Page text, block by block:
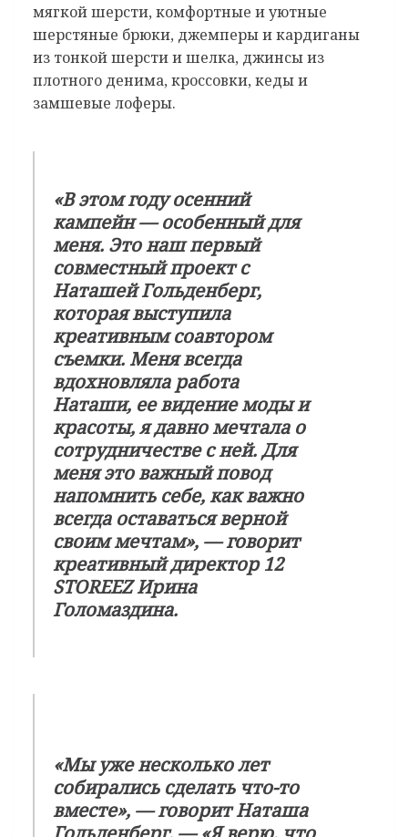
мягкой шерсти, комфортные и уютные
шерстяные брюки, джемперы и кардиганы
из тонкой шерсти и шелка, джинсы из
плотного денима, кроссовки, кеды и
замшевые лоферы.
«В этом году осенний
кампейн — особенный для
меня. Это наш первый
совместный проект с
Наташей Гольденберг,
которая выступила
креативным соавтором
съемки. Меня всегда
вдохновляла работа
Наташи, ее видение моды и
красоты, я давно мечтала о
сотрудничестве с ней. Для
меня это важный повод
напомнить себе, как важно
всегда оставаться верной
своим мечтам», — говорит
креативный директор 12
STOREEZ Ирина
Голомаздина.
«Мы уже несколько лет
собирались сделать что-то
вместе», —говорит Наташа